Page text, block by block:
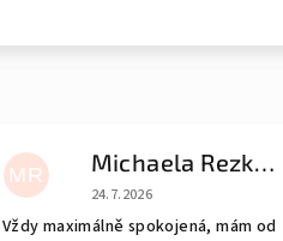
MR Michaela Rezková
Hodnocení obchodu je 5
24.7.2026
Vždy maximálně spokojená, mám od